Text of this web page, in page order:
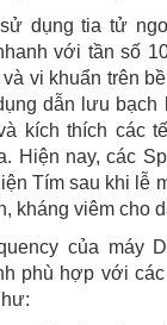
dụng tia tử
với tần số
vi khuẩn trên
dẫn lưu bạch
kích thích các
Hiện nay, các
Tím sau khi lễ
kháng viêm cho
của máy
phù hợp với